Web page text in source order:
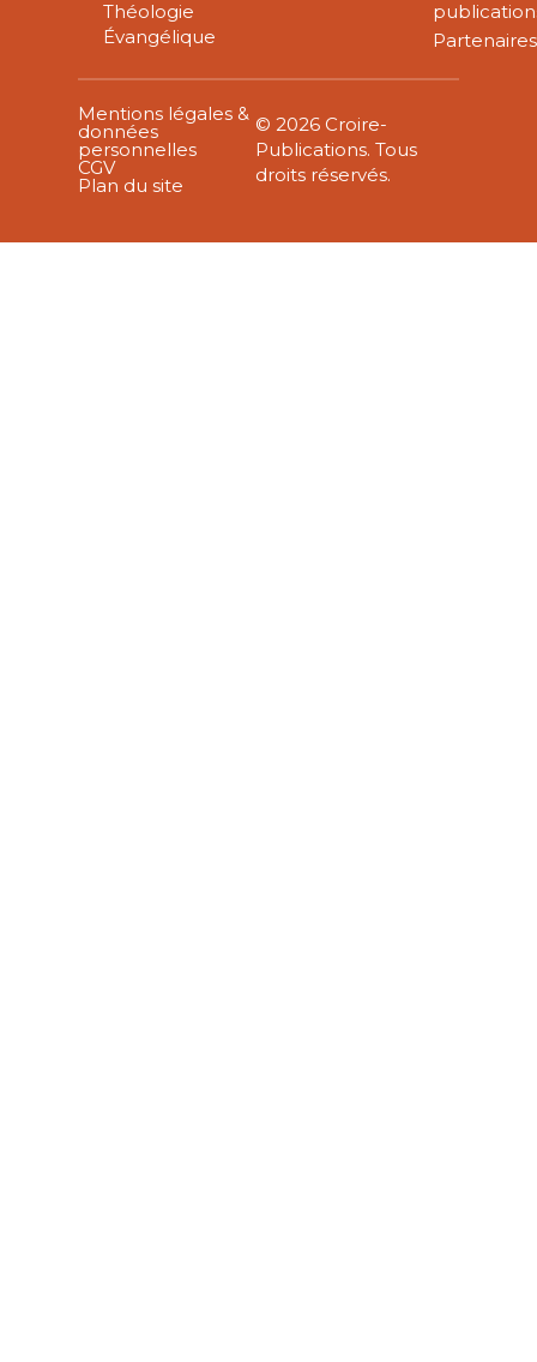
Théologie
Évangélique
Partenaires
Mentions légales &
données
personnelles
CGV
Plan du site
© 2026 Croire-
Publications. Tous
droits réservés.